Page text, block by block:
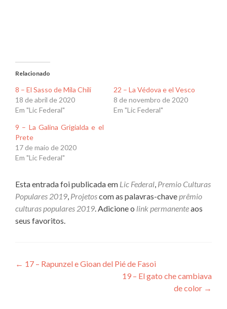
Relacionado
8 – El Sasso de Mila Chili
18 de abril de 2020
Em "Lic Federal"
22 – La Védova e el Vesco
8 de novembro de 2020
Em "Lic Federal"
9 – La Galina Grigialda e el
Prete
17 de maio de 2020
Em "Lic Federal"
Esta entrada foi publicada em Lic Federal Premio Culturas
Populares 2019 Projetoscom as palavras-chave prêmio
culturas populares 2019 . Adicione o link permanenteaos
seus favoritos.
Navegação
← 17 – Rapunzel e Gioan del Pié de Fasoi
19 – El gato che cambiava
de color →